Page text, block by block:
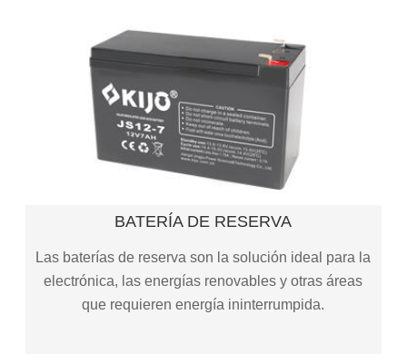
Serie js (batería AGM)
Serie JF (batería frontal)
Serie JH (batería de alta potencia)
BATERÍA DE RESERVA
Las baterías de reserva son la solución ideal para la
electrónica, las energías renovables y otras áreas
que requieren energía ininterrumpida.